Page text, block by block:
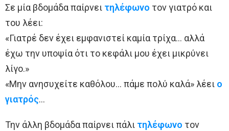
Σε μία βδομάδα παίρνει τηλέφωνο τον γιατρό και
του λέει:
«Γιατρέ δεν έχει εμφανιστεί καμία τρίχα… αλλά
έχω την υποψία ότι το κεφάλι μου έχει μικρύνει
λίγο.»
«Μην ανησυχείτε καθόλου… πάμε πολύ καλά» λέει ο
γιατρός…
Την άλλη βδομάδα παίρνει πάλι τηλέφωνο τον